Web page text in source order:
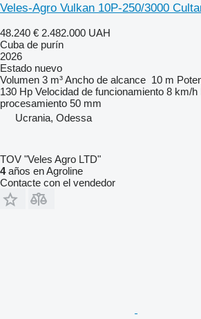
Veles-Agro Vulkan 10P-250/3000
48.240 € 2.482.000 UAH
Cuba de purín
2026
Estado nuevo
Volumen 3 m³Ancho de alcance 10 m
130 Hp Velocidad de funcionamiento 8 km/h
procesamiento 50 mm
Ucrania, Odessa
TOV "Veles Agro LTD"
4años en Agroline
Contacte con el vendedor